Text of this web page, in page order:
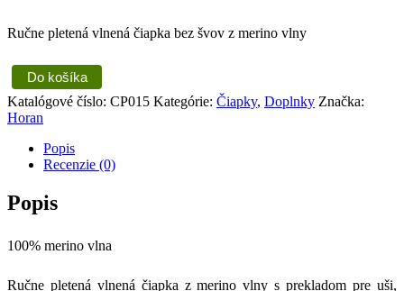
Ručne pletená vlnená čiapka bez švov z merino vlny
Do košíka
Katalógové číslo: CP015 Kategórie: Čiapky, Doplnky Značka:
Horan
Popis
Recenzie (0)
Popis
100% merino vlna
Ručne pletená vlnená čiapka z merino vlny s prekladom pre uši,